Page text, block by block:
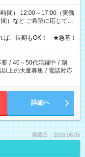
間） 12:00～17:00（実働
に応じて、
当へ相談ください！
ば、長期もOK！ ★急募！
要 / 40～50代活躍中 / 副
以上の大量募集 / 電話対応
詳細へ
掲載日：2026.08.05